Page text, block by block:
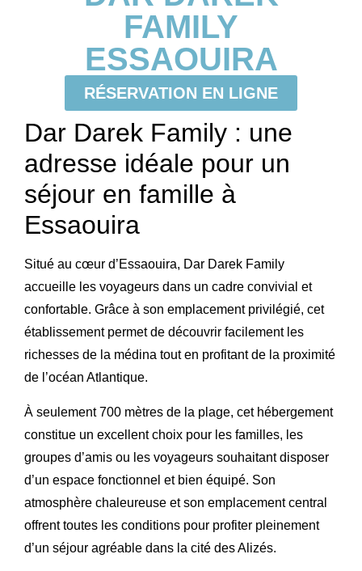
FAMILY
ESSAOUIRA
RÉSERVATION EN LIGNE
Dar Darek Family : une
adresse idéale pour un
séjour en famille à
Essaouira
Situé au cœur d’Essaouira, Dar Darek Family
accueille les voyageurs dans un cadre convivial et
confortable. Grâce à son emplacement privilégié, cet
établissement permet de découvrir facilement les
richesses de la médina tout en profitant de la proximité
de l’océan Atlantique.
À seulement 700 mètres de la plage, cet hébergement
constitue un excellent choix pour les familles, les
groupes d’amis ou les voyageurs souhaitant disposer
d’un espace fonctionnel et bien équipé. Son
atmosphère chaleureuse et son emplacement central
offrent toutes les conditions pour profiter pleinement
d’un séjour agréable dans la cité des Alizés.